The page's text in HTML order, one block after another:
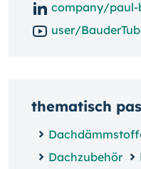
company/paul-
user/
thematisch
Dachzubehör